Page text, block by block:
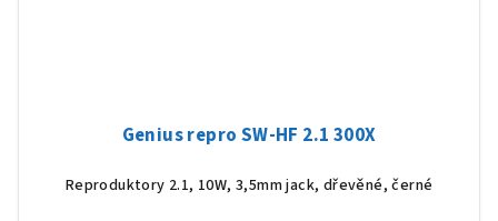
Genius repro SW-HF 2.1 300X
Reproduktory 2.1, 10W, 3,5mm jack, dřevěné, černé